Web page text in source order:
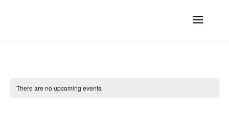
There are no upcoming events.